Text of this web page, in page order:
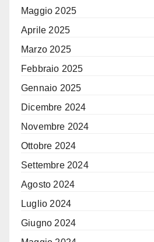
Maggio 2025
Aprile 2025
Marzo 2025
Febbraio 2025
Gennaio 2025
Dicembre 2024
Novembre 2024
Ottobre 2024
Settembre 2024
Agosto 2024
Luglio 2024
Giugno 2024